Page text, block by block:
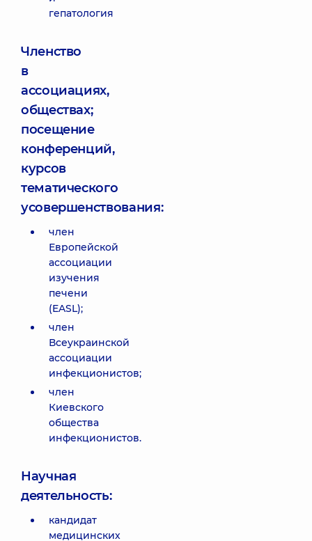
гепатология
Членство
в
ассоциациях,
обществах;
посещение
конференций,
курсов
тематического
усовершенствования:
член
Европейской
ассоциации
изучения
печени
(EASL);
член
Всеукраинской
ассоциации
инфекционистов;
член
Киевского
общества
инфекционистов.
Научная
деятельность:
кандидат
медицинских